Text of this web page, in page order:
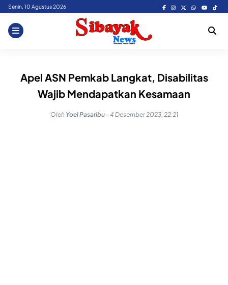
Skip
content
Senin, 10 Agustus 2026
Apel ASN Pemkab Langkat, Disabilitas
Wajib Mendapatkan Kesamaan
Oleh Yoel Pasaribu - 4 Desember 2023, 22:21